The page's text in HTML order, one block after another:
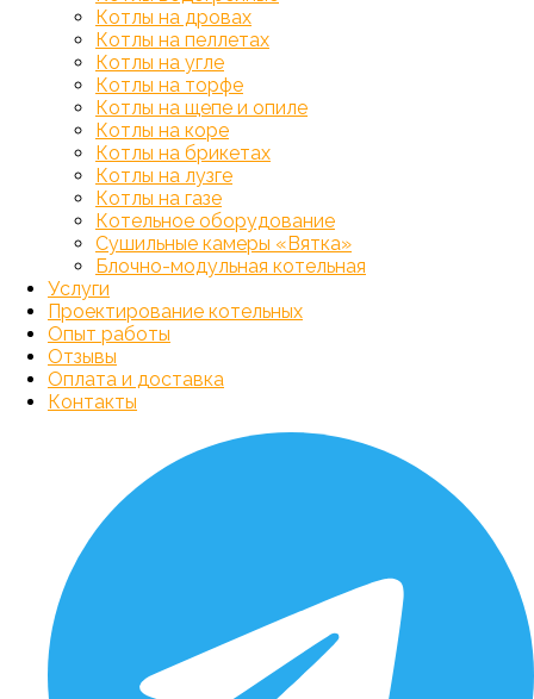
Котлы на дровах
Котлы на пеллетах
Котлы на угле
Котлы на торфе
Котлы на щепе и опиле
Котлы на коре
Котлы на брикетах
Котлы на лузге
Котлы на газе
Котельное оборудование
Сушильные камеры «Вятка»
Блочно-модульная котельная
Услуги
Проектирование котельных
Опыт работы
Отзывы
Оплата и доставка
Контакты